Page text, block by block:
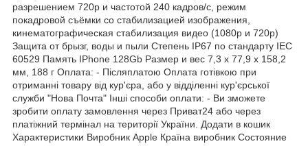
разрешением 720р и частотой 240 кадров/с, режим
покадровой съёмки со стабилизацией изображения,
кинематографическая стабилизация видео (1080p и 720p)
Защита от брызг, воды и пыли Степень IP67 по стандарту IEC
60529 Память IPhone 128Gb Размер и вес 7,3 х 77,9 х 158,2
мм, 188 г Оплата: - Післяплатою Оплата готівкою при
отриманні товару від кур'єра, або у відділенні кур'єрської
служби "Нова Почта" Інші способи оплати: - Ви зможете
зробити оплату замовлення через Приват24 або через
платіжний термінал на території України. Додати в кошик
Характеристики Виробник Apple Країна виробник Состояние